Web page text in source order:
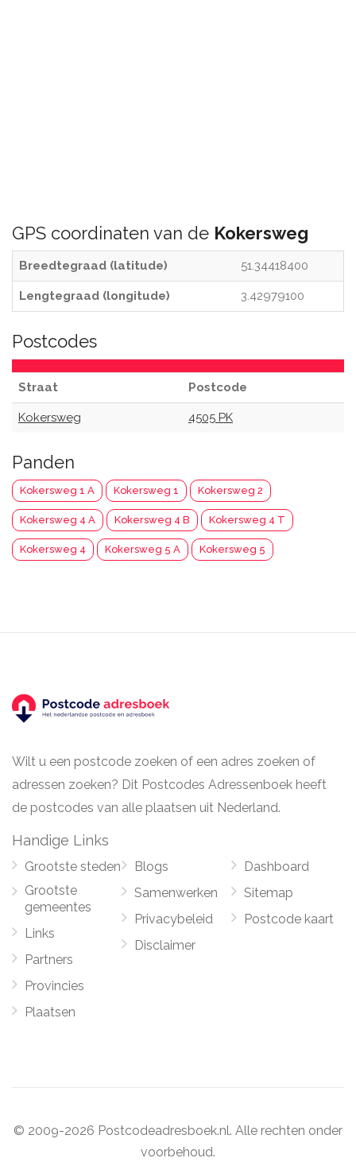
GPS coordinaten van de Kokersweg
Breedtegraad (latitude) 51.34418400
Lengtegraad (longitude) 3.42979100
Postcodes
Straat Postcode
Kokersweg 4505 PK
Panden
Kokersweg 1 A Kokersweg 1 Kokersweg 2
Kokersweg 4 A Kokersweg 4 B Kokersweg 4 T
Kokersweg 4 Kokersweg 5 A Kokersweg 5
Wilt u een postcode zoeken of een adres zoeken of
adressen zoeken? Dit Postcodes Adressenboek heeft
de postcodes van alle plaatsen uit Nederland.
Handige Links
Grootste steden
Grootste
gemeentes
Links
Partners
Provincies
Plaatsen
Blogs
Samenwerken
Privacybeleid
Disclaimer
Dashboard
Sitemap
Postcode kaart
© 2009-2026 Postcodeadresboek.nl. Alle rechten onder
voorbehoud.